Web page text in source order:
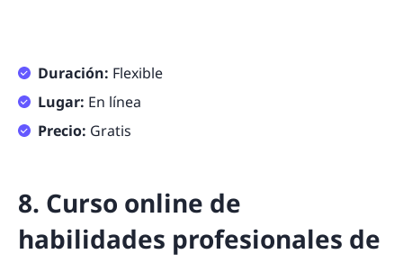
Duración: Flexible
Lugar: En línea
Precio: Gratis
8. Curso online de
habilidades profesionales de